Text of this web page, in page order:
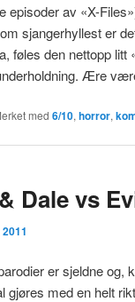
episoder av «X-
sjangerhyllest er
føles den nettopp litt
Ære
med 6/10, horror,
Dale vs
er sjeldne og,
gjøres med en helt